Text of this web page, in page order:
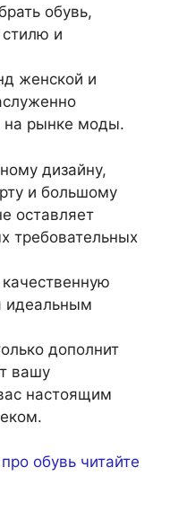
обувь,
и
женской и
на рынке моды.
дизайну,
и большому
оставляет
требовательных
идеальным
дополнит
вашу
настоящим
обувь читайте